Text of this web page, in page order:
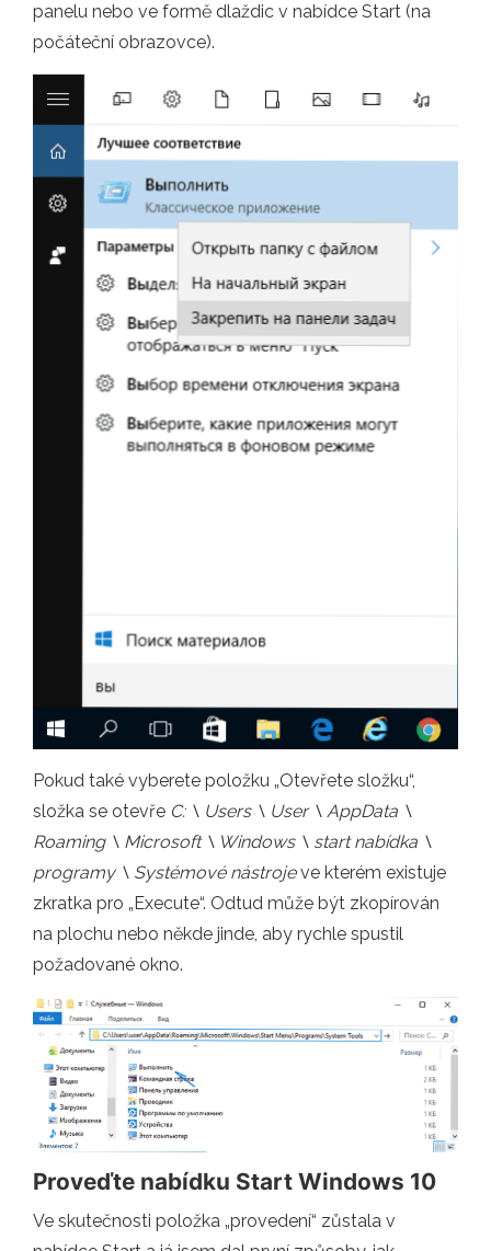
panelu nebo ve formě dlaždic v nabídce Start (na
počáteční obrazovce).
Pokud také vyberete položku „Otevřete složku“,
složka se otevře C: \ Users \ User \ AppData \
Roaming \ Microsoft \ Windows \ start nabídka \
programy \ Systémové nástrojeve kterém existuje
zkratka pro „Execute“. Odtud může být zkopírován
na plochu nebo někde jinde, aby rychle spustil
požadované okno.
Proveďte nabídku Start Windows 10
Ve skutečnosti položka „provedení“ zůstala v